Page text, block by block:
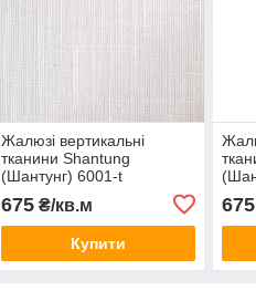
Жалюзі вертикальні
тканини Shantung
(Шантунг) 6001-t
675₴/кв.м
Купити
675